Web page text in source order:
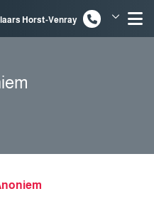
Horst-Venray